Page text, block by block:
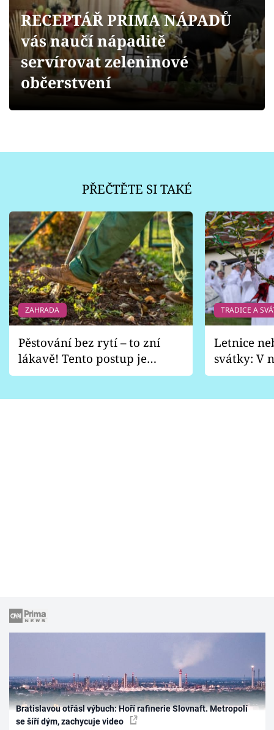
Přihlášení
Sledujte nás
RECEPTÁŘ PRIMA NÁPADŮ
vás naučí nápaditě
servírovat zeleninové
občerstvení
PŘEČTĚTE SI TAKÉ
ZAHRADA
Pěstování bez rytí – to zní
lákavě! Tento postup je
vhodný jen pro některé
TRADICE A
Letnice
svátky: V
pondělí
Bratislavou otřásl výbuch: Hoří rafinerie Slovnaft. Metropolí
se šíří dým, zachycuje video